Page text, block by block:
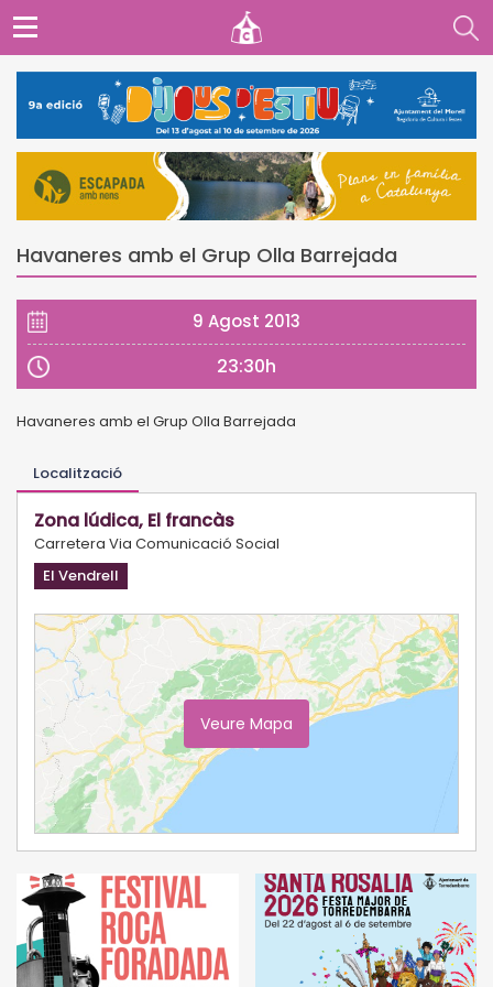
Havaneres amb el Grup Olla Barrejada
9 Agost 2013
23:30h
Havaneres amb el Grup Olla Barrejada
Localització
Zona lúdica, El francàs
Carretera Via Comunicació Social
El Vendrell
Veure Mapa